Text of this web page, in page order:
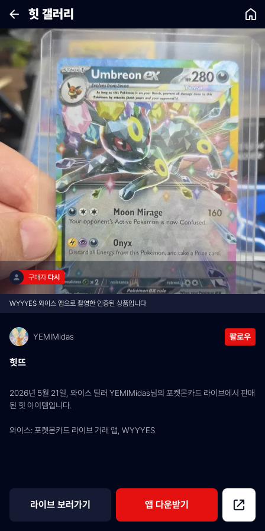
힛 갤러리
구매자 다시
WYYYES 와이스 앱으로 촬영한 인증된 상품입니다
YEMIMidas 팔로우
힛뜨
2026년 5월 21일, 와이스 딜러 YEMIMidas님의 포켓몬카드 라이브에서 판매
된 힛 아이템입니다.
와이스: 포켓몬카드 라이브 거래 앱, WYYYES
라이브 보러가기 앱 다운받기